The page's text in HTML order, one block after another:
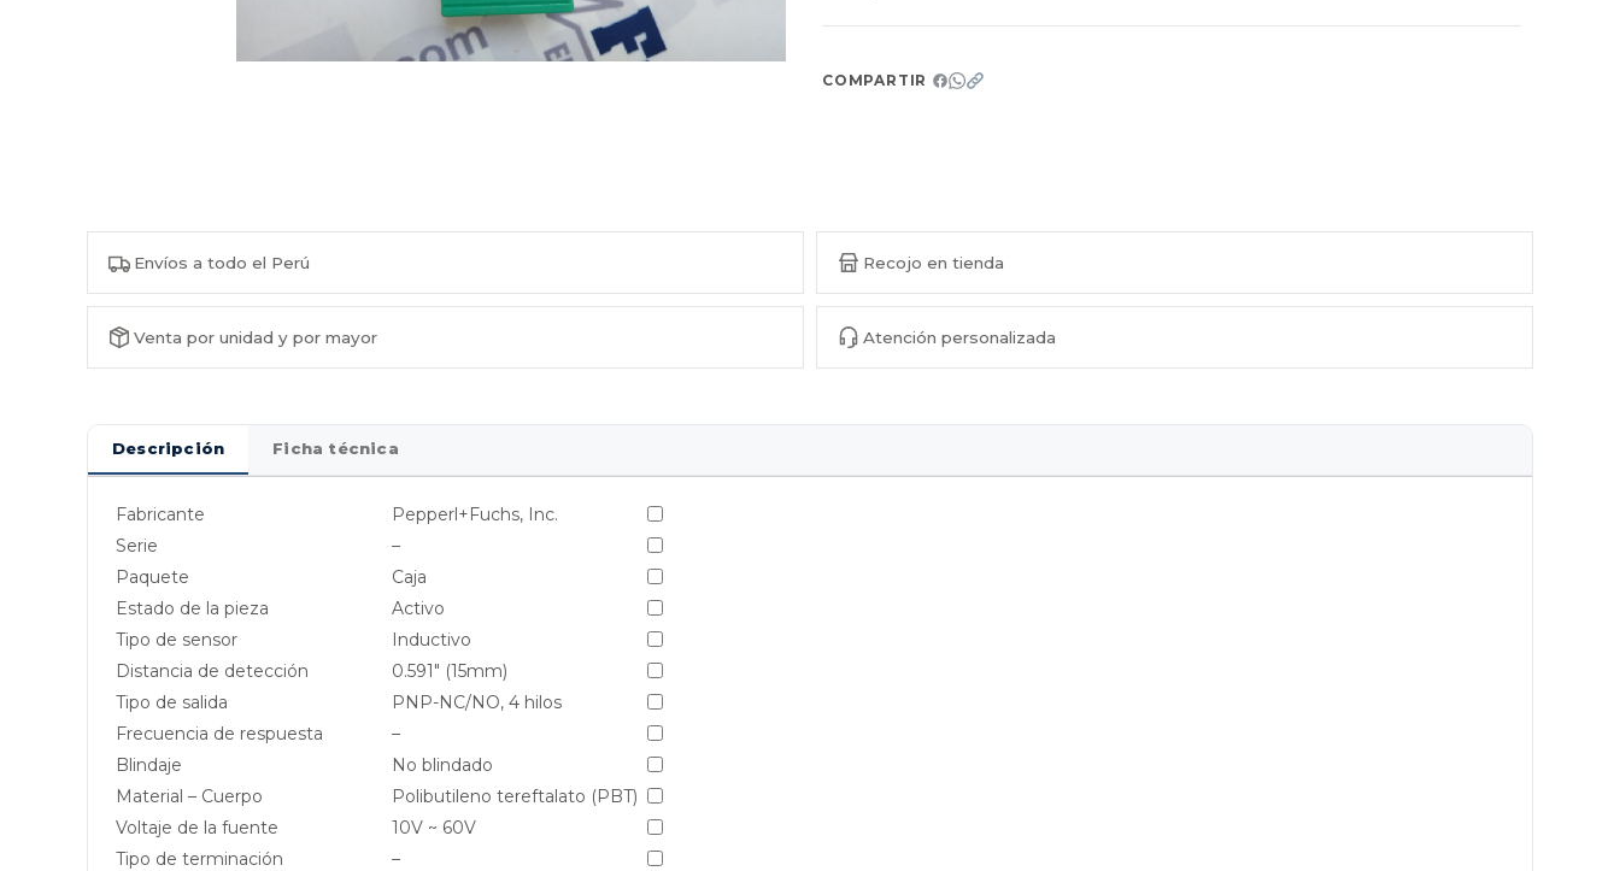
COMPARTIR
Envíos a todo el Perú Recojo en tienda
Venta por unidad y por mayor Atención personalizada
Descripción Ficha técnica
Fabricante
Pepperl+Fuchs, Inc.
Serie
–
Paquete
Caja
Estado de la pieza
Activo
Tipo de sensor
Inductivo
Distancia de detección
0.591″ (15mm)
Tipo de salida
PNP-NC/NO, 4 hilos
Frecuencia de respuesta
–
Blindaje
No blindado
Material – Cuerpo
Polibutileno tereftalato (PBT)
Voltaje de la fuente
10V ~ 60V
Tipo de terminación
–